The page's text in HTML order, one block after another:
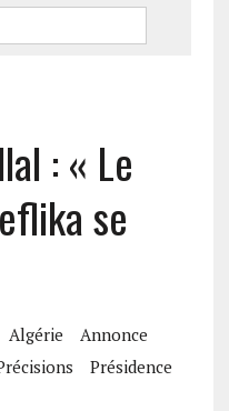
: « Le
se
Algérie
Annonce
Présidence